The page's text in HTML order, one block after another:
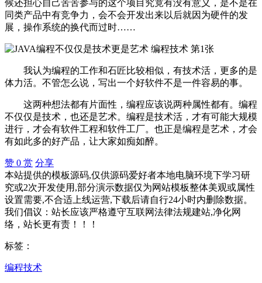
候还担心自己苦苦参与的这个项目究竟有没有意义，是不是在
同类产品中有竞争力，会不会开发出来以后就因为硬件的发
展，操作系统的换代而过时……
我认为编程的工作和石匠比较相似，有技术活，更多的是
体力活。不管怎么说，写出一个好软件不是一件容易的事。
这两种想法都有片面性，编程应该说两种属性都有。编程
不仅仅是技术，也还是艺术。编程是技术活，才有可能大规模
进行，才会有软件工程和软件工厂。也正是编程是艺术，才会
有如此多的好产品，让大家如痴如醉。
赞 0 赏 分享
本站提供的模板源码,仅供源码爱好者本地电脑环境下学习研
究或2次开发使用,部分演示数据仅为网站模板整体美观或属性
设置需要,不合适上线运营,下载后请自行24小时内删除数据。
我们倡议：站长应该严格遵守互联网法律法规建站,净化网
络，站长更有责！！！
标签：
编程技术